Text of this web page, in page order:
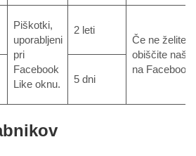
Piškotki,
uporabljeni
pri
Facebook
Like oknu.
2 leti
Če ne želite,
obiščite našo
na
5 dni